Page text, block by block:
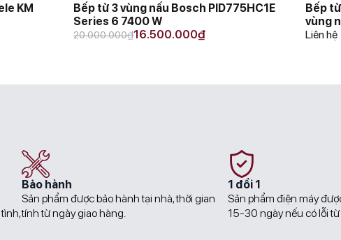
KM
Bếp từ 3 vùng nấu Bosch PID775HC1E
Series 6 7400 W
20.000.000₫
Original
16.500.000₫
Current
Bếp
vùng
Liên hệ
Bảo hành
Sản phẩm được bảo hành tại nhà, thời gian
tính từ ngày giao hàng.
1 đổi 1
Sản phẩm điện máy
15-30 ngày nếu có lỗi từ